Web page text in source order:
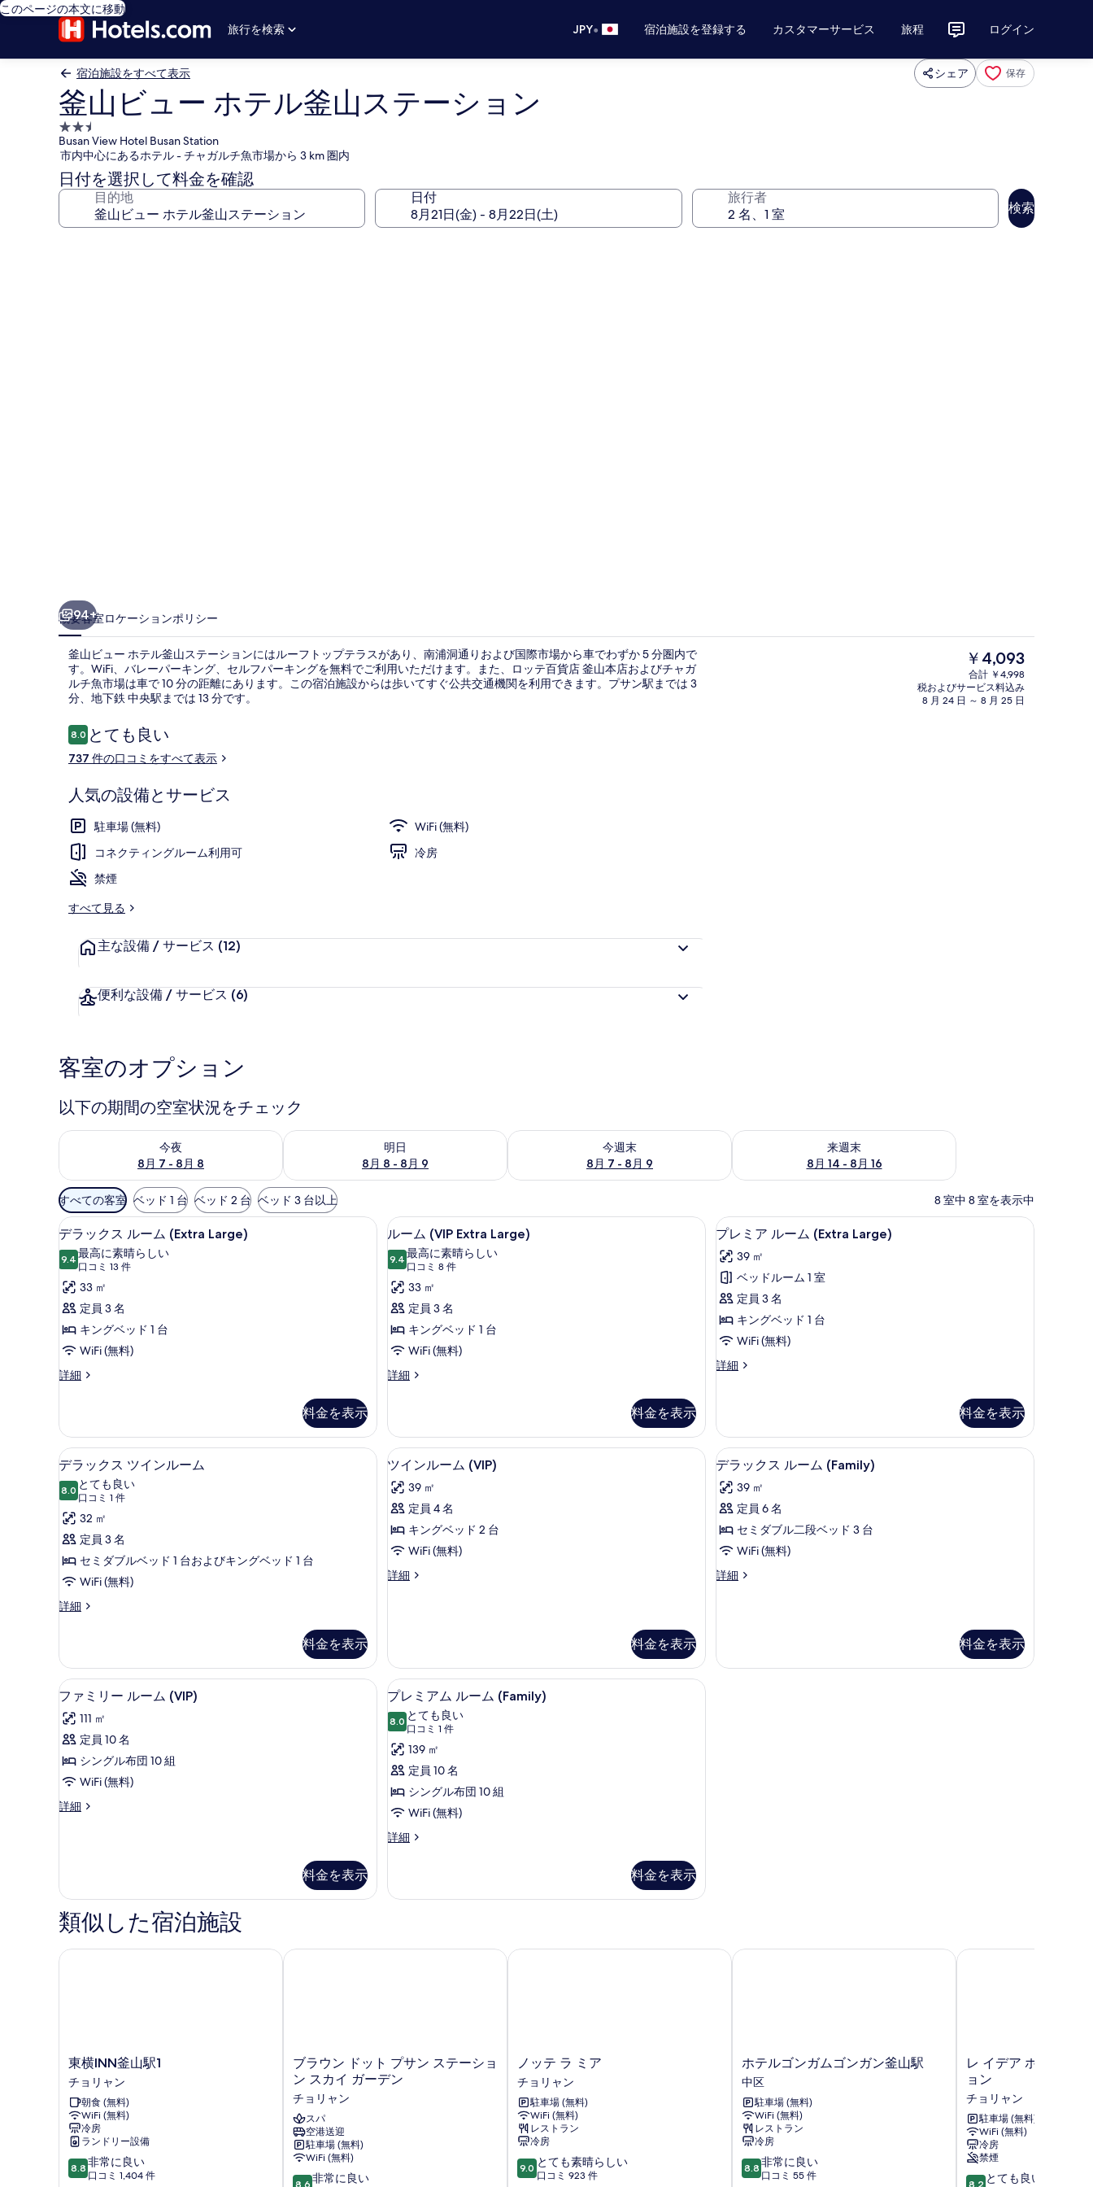
このページの本文に移動
旅行を検索
JPY• 宿泊施設を登録する カスタマーサービス 旅程 ログイン
宿泊施設をすべて表示 シェア 保存
釜山ビュー ホテル釜山ステーション
2.5
つ
星
宿
泊
Busan View Hotel Busan Station
市内中心にあるホテル - チャガルチ魚市場から 3 km 圏内
日付を選択して料金を確認
目的地 日付 旅行者
検索
ョ
ン
の
写
ギ
ャ
ラ
リ
ー
朝食スペース
94+
概要客室ロケーションポリシー
釜山ビュー ホテル釜山ステーションにはルーフトップテラスがあり、南浦洞通りおよび国際市場から車でわずか 5 分圏内で
す。WiFi、バレーパーキング、セルフパーキングを無料でご利用いただけます。また、ロッテ百貨店 釜山本店およびチャガ
ルチ魚市場は車で 10 分の距離にあります。この宿泊施設からは歩いてすぐ公共交通機関を利用できます。プサン駅までは 3
分、地下鉄 中央駅までは 13 分です。
口
コ
ミ
8.010段階中8.0
とても良い
737 件の口コミをすべて表示
人気の設備とサービス
駐車場 (無料)
WiFi (無料)
コネクティングルーム利用可
冷房
禁煙
すべて見る
主な設備 / サービス (12)
便利な設備 / サービス (6)
現
在
の
料
￥4,093
合計 ￥4,998
税およびサービス料込み
8 月 24 日 ～ 8 月 25 日
客室のオプション
以下の期間の空室状況をチェック
今夜
8月 7 - 8月 8
今夜 8月 7 - 8月 8 の空室状況をチェック
明日
8月 8 - 8月 9
明日 8月 8 - 8月 9 の空室状況をチェック
今週末
8月 7 - 8月 9
今週末 8月 7 - 8月 9 の空室状況をチェック
来週末
8月 14 - 8月 16
来週末 8月 14 - 8月 16 の空室状況をチェック
利
用
可
能
な
客
室
絞
り
込
件
すべての客室 ベッド 1 台 ベッド 2 台 ベッド 3 台以上 8 室中 8 室を表示中
デ
ラ
ッ
ク
ス
ル
ー
ム
の
す
べ
て
の
写
真
を
表
る
デラックス ルーム (Extra Large) | 羽毛の掛け布団、セーフティボックス (室内)、遮光カーテン、防音設備
8
デラックス ルーム (Extra Large)
9.410 点中 9.4
最高に素晴らしい
口コミ 13 件
(口
コ
ミ
13
件)
33 ㎡
定員 3 名
キングベッド 1 台
WiFi (無料)
詳細
デ
ス
ル
ー
(Extra
Large)
の
詳
料金を表示
ル
ー
ム
(VIP
Extra
Large)
の
す
の
写
真
を
表
示
す
る
ルーム (VIP Extra Large) | 羽毛の掛け布団、セーフティボックス (室内)、遮光カーテン、防音設備
10
ルーム (VIP Extra Large)
9.410 点中 9.4
最高に素晴らしい
口コミ 8 件
(口
コ
ミ
8
件)
33 ㎡
定員 3 名
キングベッド 1 台
WiFi (無料)
詳細
ル
Extra
Large)
の
細
料金を表示
プ
レ
ミ
ア
ル
ー
(Extra
す
べ
て
の
写
真
を
表
プレミア ルーム (Extra Large) | 羽毛の掛け
12
プレミア ルーム (Extra Large)
39 ㎡
ベッドルーム 1 室
定員 3 名
キングベッド 1 台
WiFi (無料)
詳細
プ
ー
ム
(Extra
Large)
の
詳
細
料金を表示
デ
ラ
ッ
ク
ス
ツ
イ
ン
ム
の
す
べ
て
の
真
す
る
デラックス ツインルーム | 羽毛の掛け布団、セーフティボックス (室内)、遮光カーテン、防音設備
10
デラックス ツインルーム
8.010 点中 8.0
とても良い
口コミ 1 件
(口
コ
ミ
件)
32 ㎡
定員 3 名
セミダブルベッド 1 台およびキングベッド 1 台
WiFi (無料)
詳細
デ
ス
ツ
イ
ル
ー
の
詳
料金を表示
ツ
イ
ン
ル
ー
(VIP)
て
の
写
真
を
表
示
す
る
ツインルーム (VIP) | 羽毛の掛け布団、セーフティボックス (室内)、遮光カーテン、防音設備
12
ツインルーム (VIP)
39 ㎡
定員 4 名
キングベッド 2 台
WiFi (無料)
詳細
ツ
(VIP)
の
詳
細
料金を表示
デ
ラ
ッ
ク
ス
ー
す
デラックス ルーム (Family) | 羽毛の掛け布
10
デラックス ルーム (Family)
39 ㎡
定員 6 名
セミダブル二段ベッド 3 台
WiFi (無料)
詳細
デ
ー
料金を表示
フ
ァ
ミ
リ
ー
ー
す
べ
て
の
示
す
る
ファミリー ルーム (VIP) | 羽毛の掛け布団、セーフティボックス (室内)、遮光カーテン、防音設備
10
ファミリー ルーム (VIP)
111 ㎡
定員 10 名
シングル布団 10 組
WiFi (無料)
詳細
フ
ー
ム
(VIP)
の
詳
料金を表示
プ
レ
ミ
ア
ム
ル
ー
ム
す
示
す
プレミアム ルーム (Family) | リビング エリア | 50 インチの薄型テレビ (ケーブル放送視聴可)、テレビ、最新映画
12
プレミアム ルーム (Family)
8.010 点中 8.0
とても良い
口コミ 1 件
(口
コ
ミ
件)
139 ㎡
定員 10 名
シングル布団 10 組
WiFi (無料)
詳細
プ
ム
(Family)
料金を表示
類似した宿泊施設
東
横
INN
釜
山
駅
1
チ
ョ
東横INN釜山駅1
チョリャン
朝食 (無料)
WiFi (無料)
冷房
ランドリー設備
10
段
8.8 非常に良い
口コミ 1,404 件
東横INN釜山駅1
ブ
ラ
ン
ド
ッ
ト
プ
サ
ブラウン ドット プサン ステーショ
ン スカイ ガーデン
チョリャン
スパ
空港送迎
駐車場 (無料)
WiFi (無料)
10
8.6 非常に良い
ブラウン ドット プサン ステーション スカイ ガーデン
ノ
ッ
テ
ラ
ミ
ア
チ
ョ
リ
ノッテ ラ ミア
チョリャン
駐車場 (無料)
WiFi (無料)
レストラン
冷房
10
段
9.0 とても素晴らしい
口コミ 923 件
ノッテ ラ ミア
ホ
テ
ル
ゴ
ン
ガ
ム
ゴ
ン
ホテルゴンガムゴンガン釜山駅
中区
駐車場 (無料)
WiFi (無料)
レストラン
冷房
10
段
8.8 非常に良い
口コミ 55 件
ホテルゴンガムゴンガン釜山駅
レ
イ
デ
ア
ホ
テ
ル
プ
サ
レ イデア ホテル プ
ョン
チョリャン
駐車場 (無料)
WiFi (無料)
冷房
禁煙
10
8.2 とても良い
レ イデア ホテル プサ